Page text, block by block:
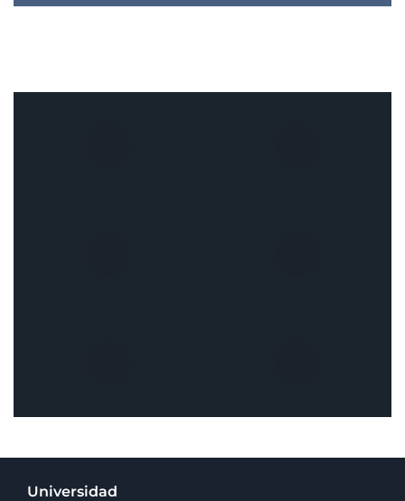
Universidad